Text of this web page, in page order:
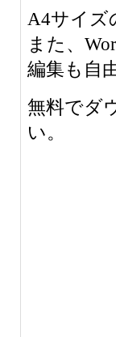
A4サイズ
また、
編集も自
無料でダ
い。